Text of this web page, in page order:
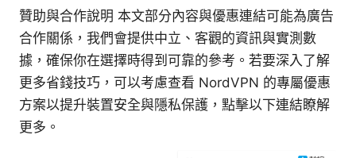
贊助與合作說明 本文部分內容與優惠連結可能為廣告
合作關係，我們會提供中立、客觀的資訊與實測數
據，確保你在選擇時得到可靠的參考。若要深入了解
更多省錢技巧，可以考慮查看 NordVPN 的專屬優惠
方案以提升裝置安全與隱私保護，點擊以下連結瞭解
更多。